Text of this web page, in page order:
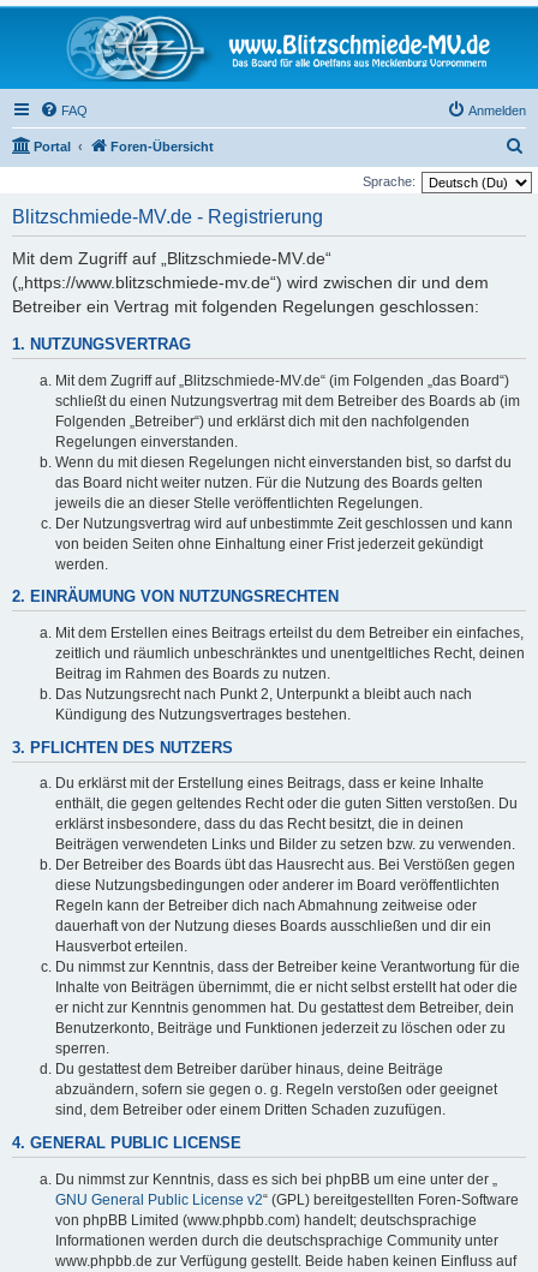
FAQ Anmelden
Portal Foren-Übersicht
u
Sprache:
Blitzschmiede-MV.de - Registrierung
Mit dem Zugriff auf „Blitzschmiede-MV.de“
(„https://www.blitzschmiede-mv.de“) wird zwischen dir und dem
Betreiber ein Vertrag mit folgenden Regelungen geschlossen:
1. NUTZUNGSVERTRAG
Mit dem Zugriff auf „Blitzschmiede-MV.de“ (im Folgenden „das Board“)
schließt du einen Nutzungsvertrag mit dem Betreiber des Boards ab (im
Folgenden „Betreiber“) und erklärst dich mit den nachfolgenden
Regelungen einverstanden.
Wenn du mit diesen Regelungen nicht einverstanden bist, so darfst du
das Board nicht weiter nutzen. Für die Nutzung des Boards gelten
jeweils die an dieser Stelle veröffentlichten Regelungen.
Der Nutzungsvertrag wird auf unbestimmte Zeit geschlossen und kann
von beiden Seiten ohne Einhaltung einer Frist jederzeit gekündigt
werden.
2. EINRÄUMUNG VON NUTZUNGSRECHTEN
Mit dem Erstellen eines Beitrags erteilst du dem Betreiber ein einfaches,
zeitlich und räumlich unbeschränktes und unentgeltliches Recht, deinen
Beitrag im Rahmen des Boards zu nutzen.
Das Nutzungsrecht nach Punkt 2, Unterpunkt a bleibt auch nach
Kündigung des Nutzungsvertrages bestehen.
3. PFLICHTEN DES NUTZERS
Du erklärst mit der Erstellung eines Beitrags, dass er keine Inhalte
enthält, die gegen geltendes Recht oder die guten Sitten verstoßen. Du
erklärst insbesondere, dass du das Recht besitzt, die in deinen
Beiträgen verwendeten Links und Bilder zu setzen bzw. zu verwenden.
Der Betreiber des Boards übt das Hausrecht aus. Bei Verstößen gegen
diese Nutzungsbedingungen oder anderer im Board veröffentlichten
Regeln kann der Betreiber dich nach Abmahnung zeitweise oder
dauerhaft von der Nutzung dieses Boards ausschließen und dir ein
Hausverbot erteilen.
Du nimmst zur Kenntnis, dass der Betreiber keine Verantwortung für die
Inhalte von Beiträgen übernimmt, die er nicht selbst erstellt hat oder die
er nicht zur Kenntnis genommen hat. Du gestattest dem Betreiber, dein
Benutzerkonto, Beiträge und Funktionen jederzeit zu löschen oder zu
sperren.
Du gestattest dem Betreiber darüber hinaus, deine Beiträge
abzuändern, sofern sie gegen o. g. Regeln verstoßen oder geeignet
sind, dem Betreiber oder einem Dritten Schaden zuzufügen.
4. GENERAL PUBLIC LICENSE
Du nimmst zur Kenntnis, dass es sich bei phpBB um eine unter der „
GNU General Public License v2“ (GPL) bereitgestellten Foren-Software
von phpBB Limited (www.phpbb.com) handelt; deutschsprachige
Informationen werden durch die deutschsprachige Community unter
www.phpbb.de zur Verfügung gestellt. Beide haben keinen Einfluss auf